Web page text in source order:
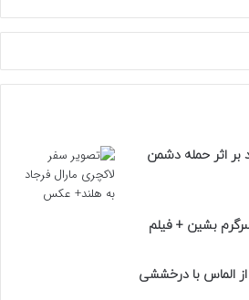
بر اثر حمله دشمن
بشین + فیلم
الماس با درخششی